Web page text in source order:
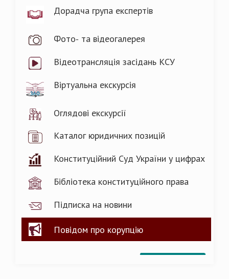
Дорадча група експертів
Фото- та відеогалерея
Відеотрансляція засідань КСУ
Віртуальна екскурсія
Оглядові екскурсії
Каталог юридичних позицій
Конституційний Суд України у цифрах
Бібліотека конституційного права
Підписка на новини
Повідом про корупцію